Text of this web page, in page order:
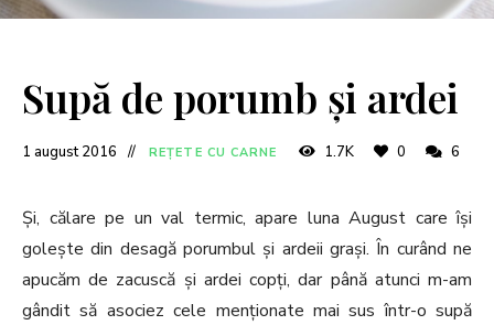
Supă de porumb și ardei
1 august 2016 REȚETE CU CARNE 1.7K 0 6
Și, călare pe un val termic, apare luna August care își
golește din desagă porumbul și ardeii grași. În curând ne
apucăm de zacuscă și ardei copți, dar până atunci m-am
gândit să asociez cele menționate mai sus într-o supă